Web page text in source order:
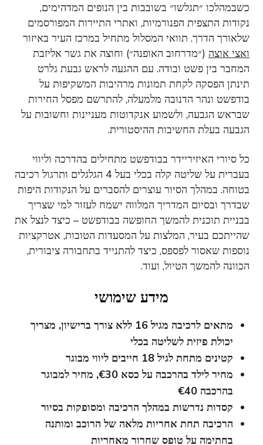
כשבמהלכו ״תגלשו״ בשובבות בין הנופים המדהימים,
נקודות התצפית הפנורמיות, ואתרי התיירות המפורסמים
שלאורך הדרך. תוואי המסלול מתחיל במרכז העיר באיזור
ואצי אוצה (״מדרחוב האופנה״) וחוצה את גשר אליזבת
המחבר בין פשט ובודה. עם ההגעה לראש גבעת גלרט
תינתן הפסקה לקחת תמונות מרהיבות המשקיפות על
בודפשט ונהר הדנובה מלמעלה, להתרשם מפסל החירות
שבראש הגבעה, ולשמוע אנקדוטות מעניינות וחשובות על
הגבעה בעלת החשיבות ההיסטורית.
כל סיורי האיזיריידר בבודפשט מתחילים בהדרכה וליווי
בעברית על שליטה קלה בכלי בעל 4 הגלגלים ותרגול רכיבה
בטוחה. במהלך הסיור עוצרים להסברים על הנקודות היפות
שבדרך ובסיום המדריך המלווה ישמח לעזור למי שצריך
בבניית תוכנית להמשך החופשה בבודפשט – כיצד לנצל את
שהייתכם בעיר, המלצות על המסעדות הטובות, אטרקציות
נוספות שאסור לפספס, כיצד להתנייד בתחבורה ציבורית,
הכוונה להמשך הטיול, ועוד.
מידע שימושי
מתאים לרכיבה מגיל 16 ללא צורך ברישיון, מצריך
יכולת פיזית לשליטה בכלי
קטינים מתחת לגיל 18 חייבים ליווי מבוגר
מחיר לילד בהרכבה על כסא €30, מחיר למבוגר
בהרכבה €40
קסדות נדרשות במהלך הרכיבה ומסופקות בסיור
הרכיבה תחת אחריות מלאה של הרוכב ומותנה
בחתימה על טופס שחרור מאחריות